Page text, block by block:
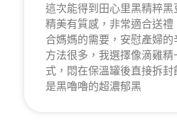
這次能得到田心里黑精粹
精美有質感，非常適合送
合媽媽的需要，安慰產婦
方法很多，我選擇像滴雞
式，悶在保溫罐後直接拆
是黑嚕嚕的超濃郁黑